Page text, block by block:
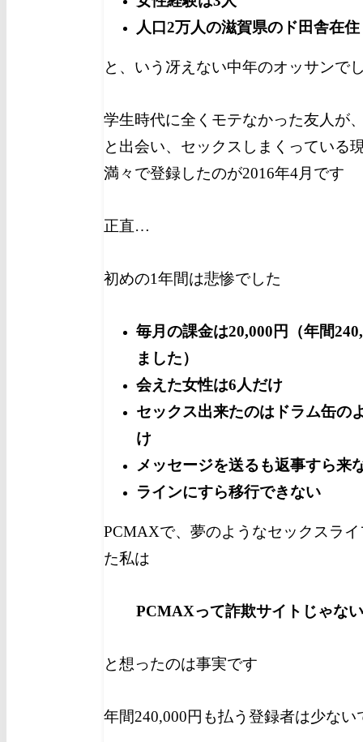
人口2万人の滋賀県のド田舎在住
と、いう冴えない中年のオッサンで
学生時代に全くモテなかった友人が
と出会い、セックスしまくっている
満々で登録したのが2016年4月です
正直…
初めの1年間は悲惨でした
毎月の課金は20,000円（年間
ました）
会えた女性は6人だけ
セックス出来たのはドラム缶の
け
メッセージを送るも返事すら来
ラインにすら移行できない
PCMAXで、夢のようなセックスラ
た私は
PCMAXって詐欺サイトじゃな
と想ったのは事実です
年間240,000円も払う登録者は少ない